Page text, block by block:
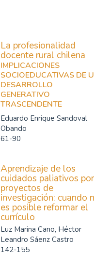
La profesionalidad
docente rural chilena
IMPLICACIONES
SOCIOEDUCATIVAS DE
DESARROLLO
GENERATIVO
TRASCENDENTE
Eduardo Enrique Sandoval
Obando
61-90
Aprendizaje de los
cuidados paliativos por
proyectos de
investigación: cuando
es posible reformar el
currículo
Luz Marina Cano, Héctor
Leandro Sáenz Castro
142-155